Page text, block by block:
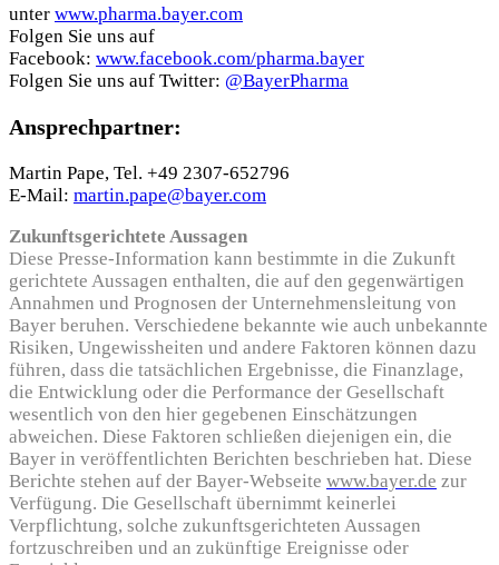
unter www.pharma.bayer.com
Folgen Sie uns auf
Facebook: www.facebook.com/pharma.bayer
Folgen Sie uns auf Twitter: @BayerPharma
Ansprechpartner:
Martin Pape, Tel. +49 2307-652796
E-Mail: martin.pape@bayer.com
Zukunftsgerichtete Aussagen
Diese Presse-Information kann bestimmte in die Zukunft
gerichtete Aussagen enthalten, die auf den gegenwärtigen
Annahmen und Prognosen der Unternehmensleitung von
Bayer beruhen. Verschiedene bekannte wie auch unbekannte
Risiken, Ungewissheiten und andere Faktoren können dazu
führen, dass die tatsächlichen Ergebnisse, die Finanzlage,
die Entwicklung oder die Performance der Gesellschaft
wesentlich von den hier gegebenen Einschätzungen
abweichen. Diese Faktoren schließen diejenigen ein, die
Bayer in veröffentlichten Berichten beschrieben hat. Diese
Berichte stehen auf der Bayer-Webseite www.bayer.de zur
Verfügung. Die Gesellschaft übernimmt keinerlei
Verpflichtung, solche zukunftsgerichteten Aussagen
fortzuschreiben und an zukünftige Ereignisse oder